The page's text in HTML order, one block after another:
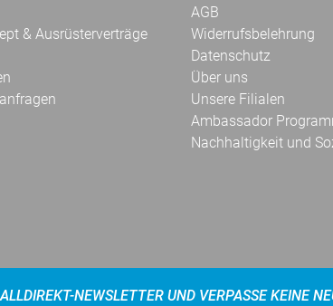
& Ausrüsterverträge
AGB
Widerrufsbelehrung
Datenschutz
Über uns
Unsere Filialen
Ambassador
Nachhaltigkeit und
NEWSLETTER UND VERPASSE KEINE